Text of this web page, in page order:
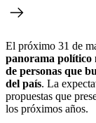
El próximo 31 de
panorama político
de personas que
del país. La
propuestas que
los próximos años.